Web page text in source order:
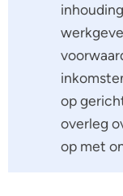
op
overleg
op met